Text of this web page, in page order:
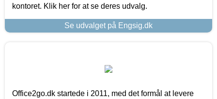
kontoret. Klik her for at se deres udvalg.
Se udvalget på Engsig.dk
Office2go.dk startede i 2011, med det formål at levere